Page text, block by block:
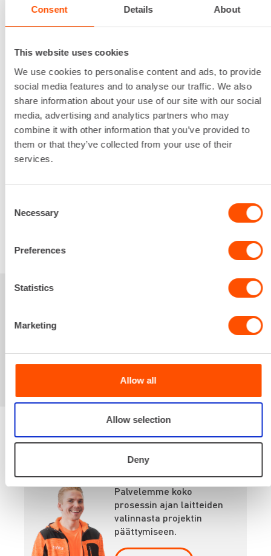
Consent Details About
This website uses cookies
We use cookies to personalise content and ads, to provide
social media features and to analyse our traffic. We also
share information about your use of our site with our social
media, advertising and analytics partners who may
combine it with other information that you’ve provided to
them or that they’ve collected from your use of their
services.
Selection
Necessary
Preferences
Statistics
Marketing
Allow all
Allow selection
Deny
18 V
Vääntövoima
Pituus
172 mm
Leveys
79 mm
Korkeus
261 mm
Lataa lisää
kiinnostaa myös
Renta palvelee
Palvelemme koko
prosessin ajan laitteiden
valinnasta projektin
päättymiseen.